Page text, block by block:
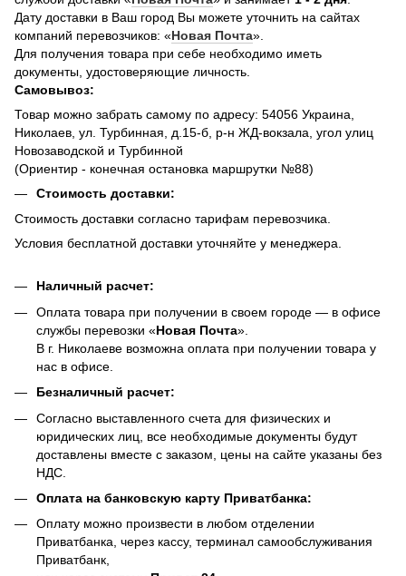
Дату доставки в Ваш город Вы можете уточнить на сайтах
компаний перевозчиков: «Новая Почта».
Для получения товара при себе необходимо иметь
документы, удостоверяющие личность.
Самовывоз:
Товар можно забрать самому по адресу: 54056 Украина,
Николаев, ул. Турбинная, д.15-б, р-н ЖД-вокзала, угол улиц
Новозаводской и Турбинной
(Ориентир - конечная остановка маршрутки №88)
Стоимость доставки:
Стоимость доставки согласно тарифам перевозчика.
Условия бесплатной доставки уточняйте у менеджера.
Наличный расчет:
Оплата товара при получении в своем городе — в офисе
службы перевозки «Новая Почта».
В г. Николаеве возможна оплата при получении товара у
нас в офисе.
Безналичный расчет:
Согласно выставленного счета для физических и
юридических лиц, все необходимые документы будут
доставлены вместе с заказом, цены на сайте указаны без
НДС.
Оплата на банковскую карту Приватбанка:
Оплату можно произвести в любом отделении
Приватбанка, через кассу, терминал самообслуживания
Приватбанк,